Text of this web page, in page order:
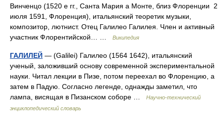
Винченцо (1520 е гг., Санта Мария а Монте, близ Флоренции 2
июля 1591, Флоренция), итальянский теоретик музыки,
композитор, лютнист. Отец Галилео Галилея. Член и активный
участник Флорентийской… …
Википедия
ГАЛИЛЕЙ — (Galilei) Галилео (1564 1642), итальянский
ученый, заложивший основу современной экспериментальной
науки. Читал лекции в Пизе, потом переехал во Флоренцию, а
затем в Падую. Согласно легенде, однажды заметил, что
лампа, висящая в Пизанском соборе …
Научно-технический
энциклопедический словарь